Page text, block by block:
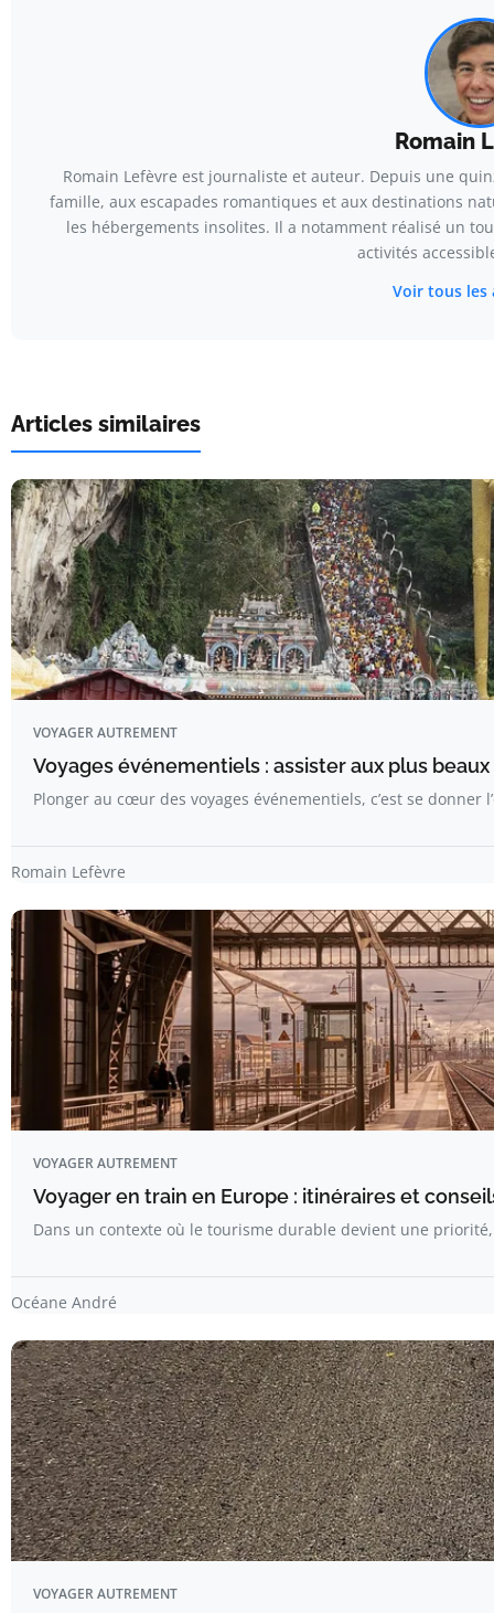
Romain
Romain Lefèvre est journaliste et auteur. Depuis une
famille, aux escapades romantiques et aux destinations
les hébergements insolites. Il a notamment réalisé un
activités
Voir tous
Articles similaires
VOYAGER AUTREMENT
Voyages événementiels : assister aux plus
Plonger au cœur des voyages événementiels, c’est se donner
Romain Lefèvre
VOYAGER AUTREMENT
Voyager en train en Europe : itinéraires et
Dans un contexte où le tourisme durable devient une
Océane André
VOYAGER AUTREMENT